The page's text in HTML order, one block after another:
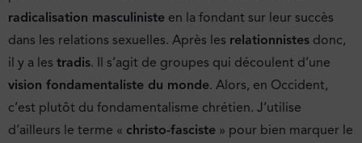
radicalisation masculiniste en la fondant sur leur succès
dans les relations sexuelles. Après les relationnistes donc,
il y a les tradis. Il s’agit de groupes qui découlent d’une
vision fondamentaliste du monde. Alors, en Occident,
c’est plutôt du fondamentalisme chrétien. J’utilise
d’ailleurs le terme « christo-fasciste » pour bien marquer le